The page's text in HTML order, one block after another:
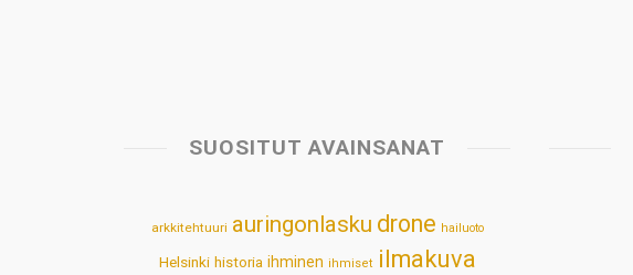
SUOSITUT AVAINSANAT
arkkitehtuuri auringonlasku drone hailuoto
Helsinki historia ihminen ihmiset ilmakuva